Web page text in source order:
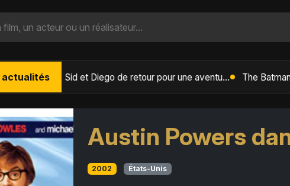
actualités L'Âge de Glace : Le Réveil du Volcan – Manny, Sid et Diego de retour pour une aventure explosive
Austin Powers
2002 États-Unis